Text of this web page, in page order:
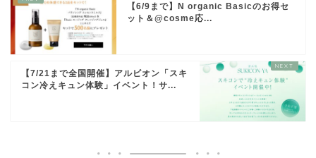
【6/9まで】N organic Basicのお得セ
ット＆@cosme応...
【7/21まで全国開催】アルビオン「スキ
コン冷えキュン体験」イベント！サ...